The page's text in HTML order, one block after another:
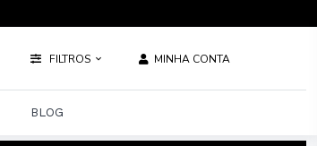
FILTROS MINHA CONTA
BLOG